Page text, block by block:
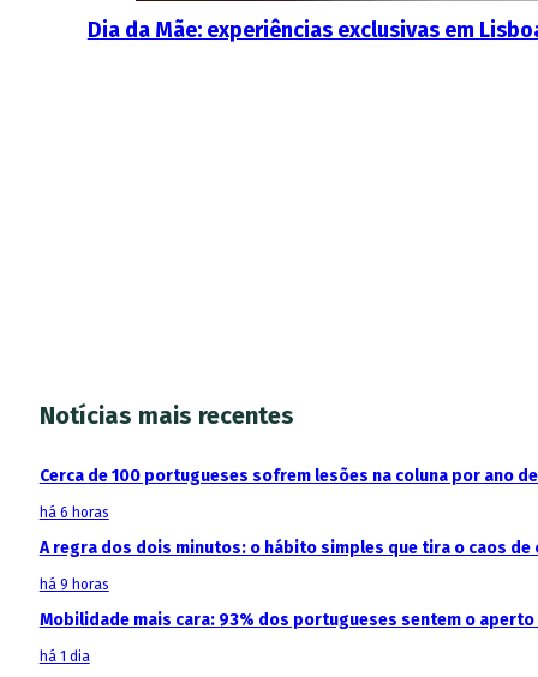
Dia da Mãe: experiências exclusivas em
Notícias mais recentes
Cerca de 100 portugueses sofrem lesões na coluna por ano
há 6 horas
A regra dos dois minutos: o hábito simples que tira o caos de
há 9 horas
Mobilidade mais cara: 93% dos portugueses sentem o
há 1 dia